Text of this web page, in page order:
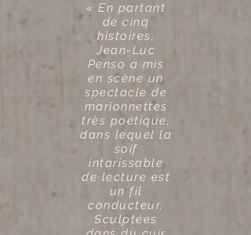
« En partant
de cinq
histoires,
Jean-Luc
Penso a mis
en scène un
spectacle de
marionnettes
très poétique,
dans lequel la
soif
intarissable
de lecture est
un fil
conducteur.
Sculptées